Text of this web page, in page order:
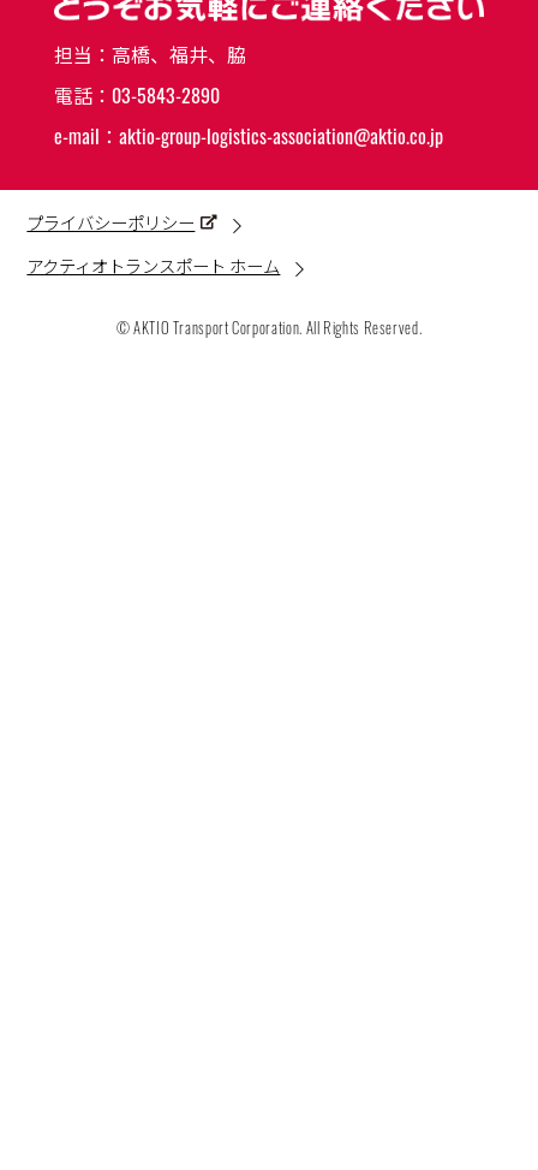
担当：高橋、福井、脇
電話： 03-5843-2890
e-mail： aktio-group-logistics-association@aktio.co.jp
プライバシーポリシー
アクティオトランスポート ホーム
© AKTIO Transport Corporation. All Rights Reserved.